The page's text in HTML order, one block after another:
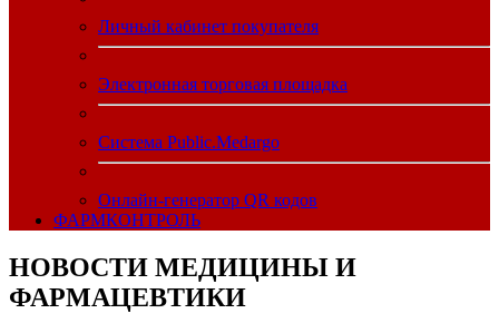
Личный кабинет покупателя
Электронная торговая площадка
Система Public.Medargo
Онлайн-генератор QR кодов
ФАРМКОНТРОЛЬ
НОВОСТИ МЕДИЦИНЫ И
ФАРМАЦЕВТИКИ